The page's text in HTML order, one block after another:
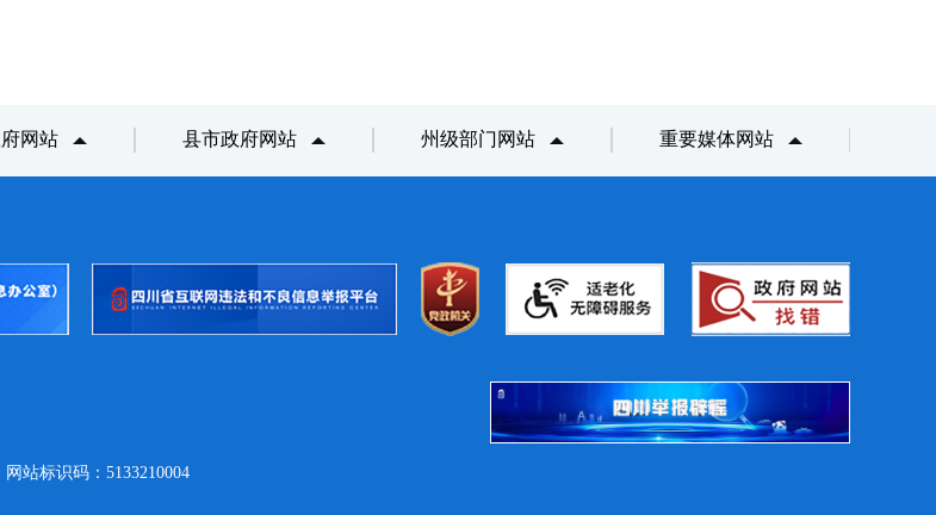
网站 县市政府网站 州级部门网站 重要媒体网站
网站标识码：5133210004